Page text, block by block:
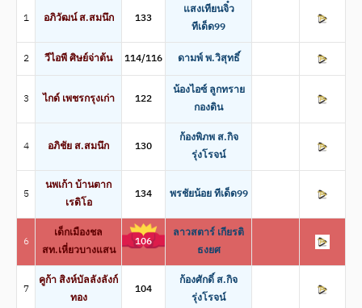
1 อภิวัฒน์ ส.สมนึก 133
แสงเทียนจิ๋ว
ทีเด็ด99
2
วีไอพี ศิษย์จ่าต้น 114/116 ดามพ์ พ.วิสุทธิ์
3 ไกด์ เพชรกรุงเก่า 122
น้องไอซ์ ลูกทราย
กองดิน
4 อภิชัย ส.สมนึก 130
ก้องพิภพ ส.กิจ
รุ่งโรจน์
5
นพเก้า บ้านตาก
เรดิโอ
134 พรชัยน้อย ทีเด็ด99
6
เด็กเมืองชล
สท.เหี่ยวบางแสน
106
ลาวสตาร์ เกียรติ
ธงยศ
7
คูก้า สิงห์บัลลังลังก์
ทอง
104
ก้องศักดิ์ ส.กิจ
รุ่งโรจน์